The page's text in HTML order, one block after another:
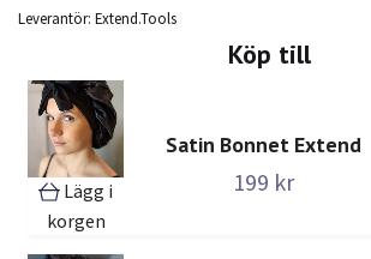
Leverantör: Extend.Tools
Köp till
Lägg i
korgen
Satin Bonnet Extend
199 kr